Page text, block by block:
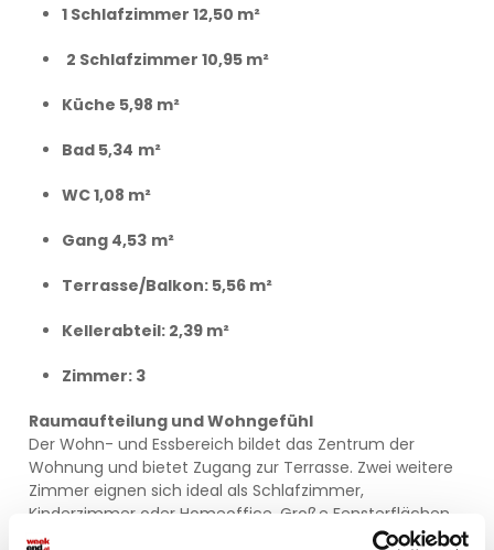
1 Schlafzimmer 12,50 m²
2 Schlafzimmer 10,95 m²
Küche 5,98 m²
Bad 5,34 m²
WC 1,08 m²
Gang 4,53 m²
Terrasse/Balkon: 5,56 m²
Kellerabteil: 2,39 m²
Zimmer: 3
Raumaufteilung und Wohngefühl
Der Wohn- und Essbereich bildet das Zentrum der
Wohnung und bietet Zugang zur Terrasse. Zwei weitere
Zimmer eignen sich ideal als Schlafzimmer,
Kinderzimmer oder Homeoffice. Große Fensterflächen
sorgen für viel Tageslicht und ein offenes, freundliches